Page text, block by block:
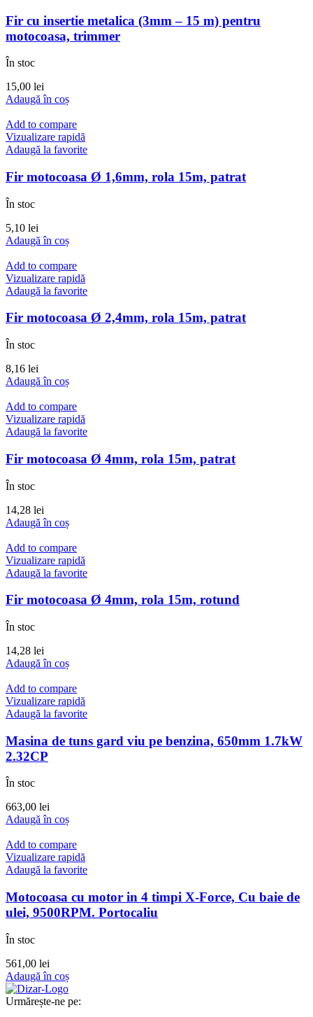
Fir cu insertie metalica (3mm – 15 m) pentru
motocoasa, trimmer
În stoc
15,00 lei
Adaugă în coș
Add to compare
Vizualizare rapidă
Adaugă la favorite
Fir motocoasa Ø 1,6mm, rola 15m, patrat
În stoc
5,10 lei
Adaugă în coș
Add to compare
Vizualizare rapidă
Adaugă la favorite
Fir motocoasa Ø 2,4mm, rola 15m, patrat
În stoc
8,16 lei
Adaugă în coș
Add to compare
Vizualizare rapidă
Adaugă la favorite
Fir motocoasa Ø 4mm, rola 15m, patrat
În stoc
14,28 lei
Adaugă în coș
Add to compare
Vizualizare rapidă
Adaugă la favorite
Fir motocoasa Ø 4mm, rola 15m, rotund
În stoc
14,28 lei
Adaugă în coș
Add to compare
Vizualizare rapidă
Adaugă la favorite
Masina de tuns gard viu pe benzina, 650mm 1.7kW
2.32CP
În stoc
663,00 lei
Adaugă în coș
Add to compare
Vizualizare rapidă
Adaugă la favorite
Motocoasa cu motor in 4 timpi X-Force, Cu baie de
ulei, 9500RPM. Portocaliu
În stoc
561,00 lei
Adaugă în coș
Urmărește-ne pe: